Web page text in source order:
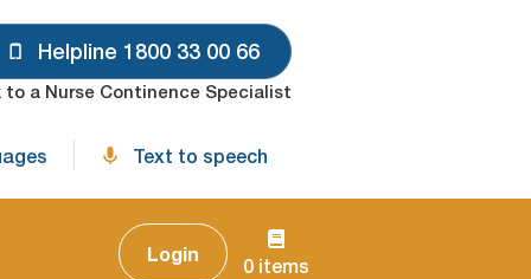
Helpline 1800 33 00 66
to a Nurse Continence Specialist
Text to speech
0 items
Login